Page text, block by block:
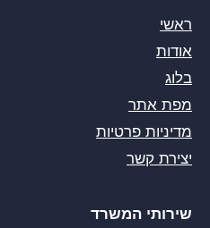
ראשי
אודות
בלוג
מפת אתר
מדיניות פרטיות
יצירת קשר
שירותי המשרד